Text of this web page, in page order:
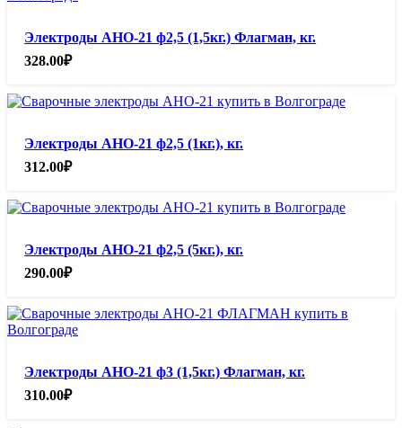
Электроды АНО-21 ф2,5 (1,5кг.) Флагман, кг.
328.00₽
Электроды АНО-21 ф2,5 (1кг.), кг.
312.00₽
Электроды АНО-21 ф2,5 (5кг.), кг.
290.00₽
Электроды АНО-21 ф3 (1,5кг.) Флагман, кг.
310.00₽